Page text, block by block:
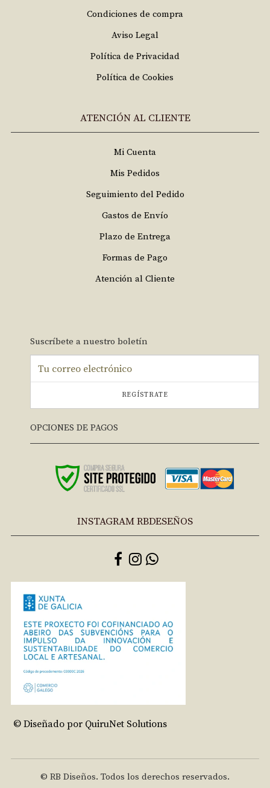
Condiciones de compra
Aviso Legal
Política de Privacidad
Política de Cookies
ATENCIÓN AL CLIENTE
Mi Cuenta
Mis Pedidos
Seguimiento del Pedido
Gastos de Envío
Plazo de Entrega
Formas de Pago
Atención al Cliente
Suscríbete a nuestro boletín
REGÍSTRATE
OPCIONES DE PAGOS
INSTAGRAM RBDESEÑOS
© Diseñado por QuiruNet Solutions
© RB Diseños. Todos los derechos reservados.